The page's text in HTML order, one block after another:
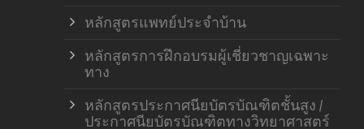
หลักสูตรแพทย์ประจำบ้าน
หลักสูตรการฝึกอบรมผู้เชี่ยวชาญเฉพาะ
ทาง
หลักสูตรประกาศนียบัตรบัณฑิตชั้นสูง /
ประกาศนียบัตรบัณฑิตทางวิทยาศาสตร์